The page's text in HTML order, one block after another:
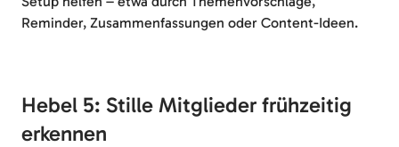
Reminder, Zusammenfassungen oder Content-Ideen.
Hebel 5: Stille Mitglieder frühzeitig
erkennen